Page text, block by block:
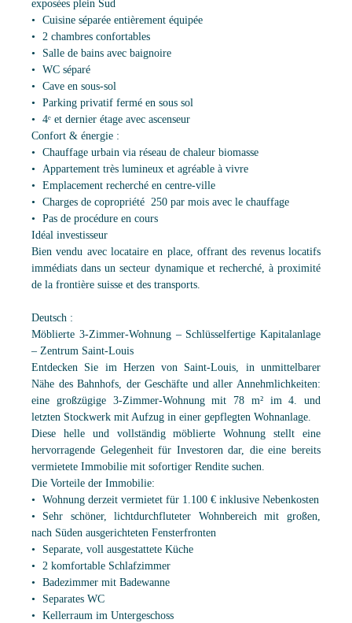
exposées plein Sud
Cuisine séparée entièrement équipée
2 chambres confortables
Salle de bains avec baignoire
WC séparé
Cave en sous-sol
Parking privatif fermé en sous sol
4ᵉ et dernier étage avec ascenseur
Confort & énergie :
Chauffage urbain via réseau de chaleur biomasse
Appartement très lumineux et agréable à vivre
Emplacement recherché en centre-ville
Charges de copropriété 250 par mois avec le chauffage
Pas de procédure en cours
Idéal investisseur
Bien vendu avec locataire en place, offrant des revenus locatifs
immédiats dans un secteur dynamique et recherché, à proximité
de la frontière suisse et des transports.
Deutsch :
Möblierte 3-Zimmer-Wohnung – Schlüsselfertige Kapitalanlage
– Zentrum Saint-Louis
Entdecken Sie im Herzen von Saint-Louis, in unmittelbarer
Nähe des Bahnhofs, der Geschäfte und aller Annehmlichkeiten:
eine großzügige 3-Zimmer-Wohnung mit 78 m² im 4. und
letzten Stockwerk mit Aufzug in einer gepflegten Wohnanlage.
Diese helle und vollständig möblierte Wohnung stellt eine
hervorragende Gelegenheit für Investoren dar, die eine bereits
vermietete Immobilie mit sofortiger Rendite suchen.
Die Vorteile der Immobilie:
Wohnung derzeit vermietet für 1.100 € inklusive Nebenkosten
Sehr schöner, lichtdurchfluteter Wohnbereich mit großen,
nach Süden ausgerichteten Fensterfronten
Separate, voll ausgestattete Küche
2 komfortable Schlafzimmer
Badezimmer mit Badewanne
Separates WC
Kellerraum im Untergeschoss